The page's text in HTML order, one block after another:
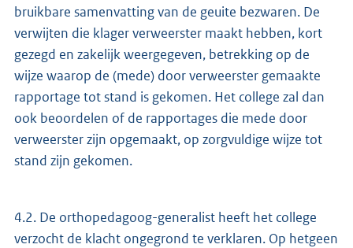
bruikbare samenvatting van de geuite bezwaren. De
verwijten die klager verweerster maakt hebben, kort
gezegd en zakelijk weergegeven, betrekking op de
wijze waarop de (mede) door verweerster gemaakte
rapportage tot stand is gekomen. Het college zal dan
ook beoordelen of de rapportages die mede door
verweerster zijn opgemaakt, op zorgvuldige wijze tot
stand zijn gekomen.
4.2. De orthopedagoog-generalist heeft het college
verzocht de klacht ongegrond te verklaren. Op hetgeen